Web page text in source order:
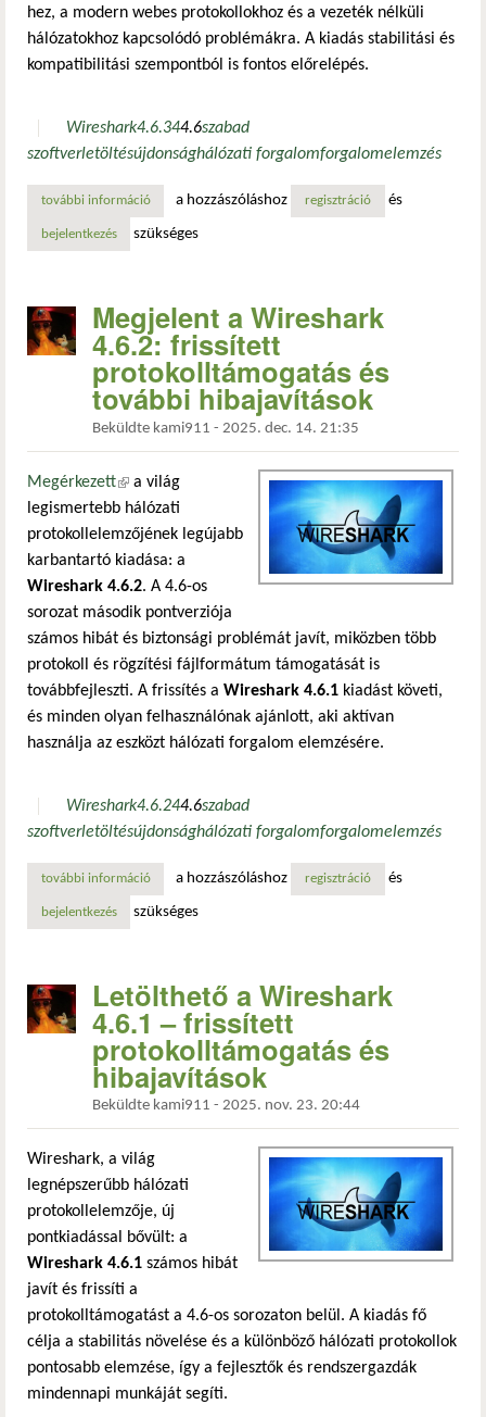
hez, a modern webes protokollokhoz és a vezeték nélküli
hálózatokhoz kapcsolódó problémákra. A kiadás stabilitási és
kompatibilitási szempontból is fontos előrelépés.
Wireshark4.6.344.6szabad
szoftverletöltésújdonsághálózati forgalomforgalomelemzés
további információmegjelent a wireshark 4.6.3 – frissített protokoll- és
a hozzászóláshoz regisztráció és
bejelentkezés szükséges
Megjelent a Wireshark
4.6.2: frissített
protokolltámogatás és
további hibajavítások
Beküldte kami911 - 2025. dec. 14. 21:35
Megérkezett(külső hivatkozás)
a világ
legismertebb hálózati
protokollelemzőjének legújabb
karbantartó kiadása: a
Wireshark 4.6.2. A 4.6-os
sorozat második pontverziója
számos hibát és biztonsági problémát javít, miközben több
protokoll és rögzítési fájlformátum támogatását is
továbbfejleszti. A frissítés a Wireshark 4.6.1 kiadást követi,
és minden olyan felhasználónak ajánlott, aki aktívan
használja az eszközt hálózati forgalom elemzésére.
Wireshark4.6.244.6szabad
szoftverletöltésújdonsághálózati forgalomforgalomelemzés
további információmegjelent a wireshark 4.6.2: frissített protokolltámogatás
a hozzászóláshoz regisztráció és
bejelentkezés szükséges
Letölthető a Wireshark
4.6.1 – frissített
protokolltámogatás és
hibajavítások
Beküldte kami911 - 2025. nov. 23. 20:44
Wireshark, a világ
legnépszerűbb hálózati
protokollelemzője, új
pontkiadással bővült: a
Wireshark 4.6.1 számos hibát
javít és frissíti a
protokolltámogatást a 4.6-os sorozaton belül. A kiadás fő
célja a stabilitás növelése és a különböző hálózati protokollok
pontosabb elemzése, így a fejlesztők és rendszergazdák
mindennapi munkáját segíti.